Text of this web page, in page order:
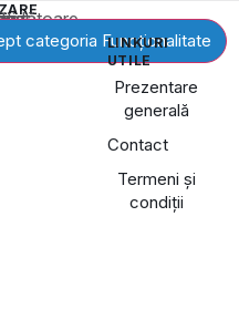
categoria Funcționalitate
LINKURI
UTILE
Prezentare
generală
Contact
Termeni și
condiții